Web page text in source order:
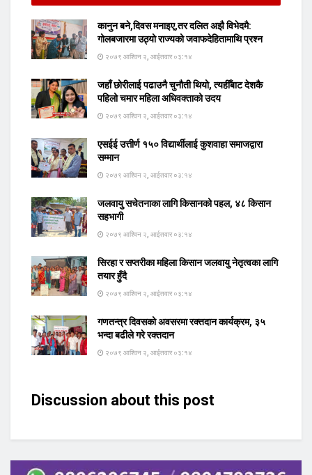
कानुन बने,दिवस मनाइए,तर दलित अझै विभेदमै:
गोलबजारमा उठ्यो राज्यको जवाफदेहितामाथि प्रश्न
२०७९ आश्विन २, आईतवार ०३:१४
जहाँ छोरीलाई पढाउनै चुनौती थियो, त्यहीँबाट देशकै
पहिलो चमार महिला अधिवक्ताको उदय
२०७९ आश्विन २, आईतवार ०३:१४
एसईई उत्तीर्ण १५० विद्यार्थीलाई कुशवाहा समाजद्वारा
सम्मान
२०७९ आश्विन २, आईतवार ०३:१४
जलवायु सचेतनाका लागि किसानको पहल, ४८ किसान
सहभागी
२०७९ आश्विन २, आईतवार ०३:१४
सिरहा र सप्तरीका महिला किसान जलवायु नेतृत्वका लागि
तयार हुँदै
२०७९ आश्विन २, आईतवार ०३:१४
गणतन्त्र दिवसको अवसरमा रक्तदान कार्यक्रम, ३५
भन्दा बढीले गरे रक्तदान
२०७९ आश्विन २, आईतवार ०३:१४
Discussion about this post